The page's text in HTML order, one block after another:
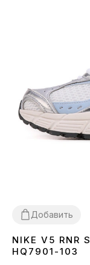
Добавить
3637 383940 41 42
NIKE V5 RNR
HQ7901-103